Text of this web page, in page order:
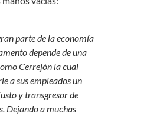
parte de la economía
depende de una
Cerrejón la cual
a sus empleados un
y transgresor de
Dejando a muchas